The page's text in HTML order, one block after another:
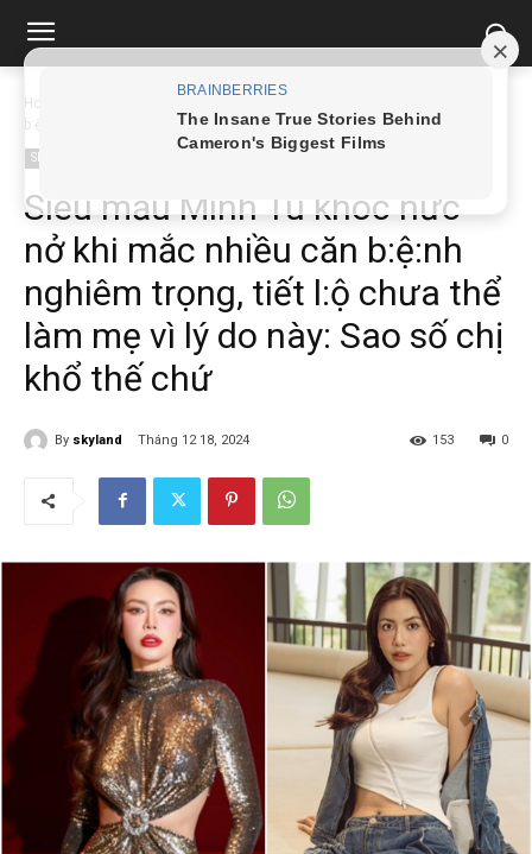
Home
b:ệ:nh...
Showbiz
Siêu mẫu Minh Tú khóc nức
nở khi mắc nhiều căn b:ệ:nh
nghiêm trọng, tiết l:ộ chưa thể
làm mẹ vì lý do này: Sao số chị
khổ thế chứ
By skyland Tháng 12 18, 2024 0
153